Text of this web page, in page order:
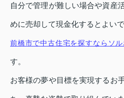
自分で管理が難しい場合や資産
めに売却して現金化するとよいで
前橋市で中古住宅を探すならソル
す。
お客様の夢や目標を実現するお